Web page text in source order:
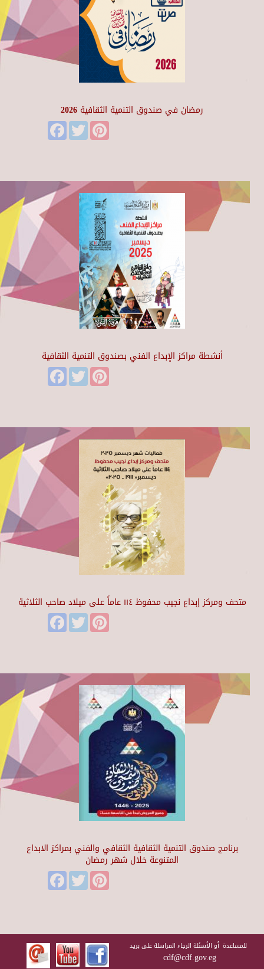
رمضان في صندوق التنمية الثقافية 2026
FacebookTwitter
أنشطة مراكز الإبداع الفني بصندوق التنمية الثقافية
FacebookTwitter
متحف ومركز إبداع نجيب محفوظ ١١٤ عاماً على ميلاد صاحب الثلاثية
FacebookTwitter
برنامج صندوق التنمية الثقافية الثقافي والفني بمراكز الابداع
المتنوعة خلال شهر رمضان
FacebookTwitter
للمساعدة أو الأسئلة الرجاء المراسلة على بريد
cdf@cdf.gov.eg